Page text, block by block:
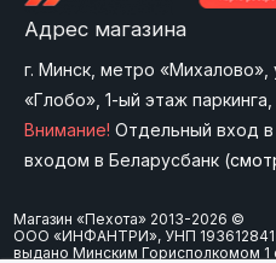
Адрес магазина
г. Минск, метро «Михалово»,
«Глобо», 1-ый этаж
Внимание! Отдельный вход
входом в Беларусбанк (
Магазин «Пехота» 2013-2026 ©
ООО «ИНФАНТРИ», УНП 193612841
выдано Минским Горисполкомом 1